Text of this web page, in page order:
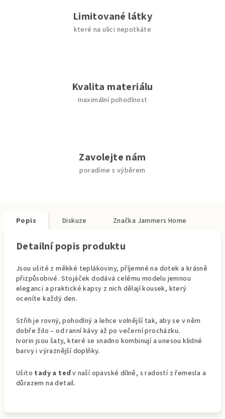
Limitované látky
které na ulici nepotkáte
Kvalita materiálu
maximální pohodlnost
Zavolejte nám
poradíme s výběrem
Popis Diskuze Značka Jammers Home
Detailní popis produktu
Jsou ušité z měkké teplákoviny, příjemné na dotek a krásně
přizpůsobivé. Stojáček dodává celému modelu jemnou
eleganci a praktické kapsy z nich dělají kousek, který
oceníte každý den.
Střih je rovný, pohodlný a lehce volnější tak, aby se v něm
dobře žilo – od ranní kávy až po večerní procházku.
Ivorin jsou šaty, které se snadno kombinují a unesou klidné
barvy i výraznější doplňky.
Ušito tady a teďv naší opavské dílně, s radostí z řemesla a
důrazem na detail.